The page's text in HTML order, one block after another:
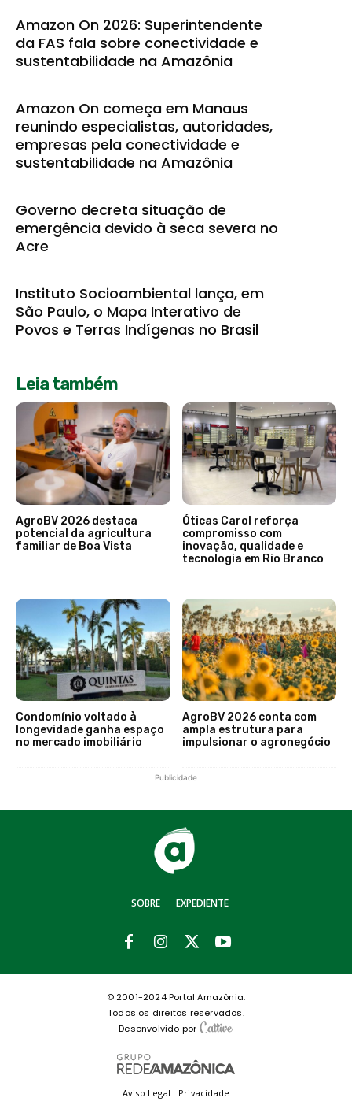
Amazon On 2026: Superintendente
da FAS fala sobre conectividade e
sustentabilidade na Amazônia
Amazon On começa em Manaus
reunindo especialistas, autoridades,
empresas pela conectividade e
sustentabilidade na Amazônia
Governo decreta situação de
emergência devido à seca severa no
Acre
Instituto Socioambiental lança, em
São Paulo, o Mapa Interativo de
Povos e Terras Indígenas no Brasil
Leia também
AgroBV 2026 destaca
potencial da agricultura
familiar de Boa Vista
Óticas Carol reforça
compromisso com
inovação, qualidade e
tecnologia em Rio Branco
Condomínio voltado à
longevidade ganha espaço
no mercado imobiliário
AgroBV 2026 conta com
ampla estrutura para
impulsionar o agronegócio
Publicidade
SOBRE EXPEDIENTE
© 2001-2024 Portal Amazônia.
Todos os direitos reservados.
Desenvolvido por
Aviso Legal Privacidade